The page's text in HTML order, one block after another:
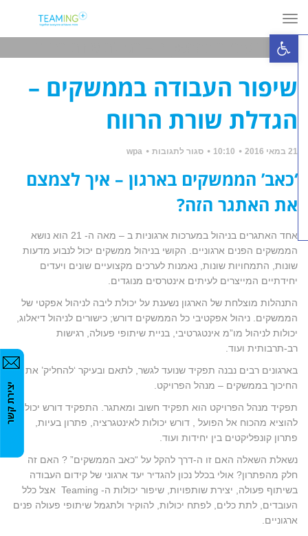
פתח סרגל נגישות
תפריט
שיפור העבודה בממשקים – הגדלת שורת הרווח
»
שיפור העבודה בממשקים –
הגדלת שורת הרווח
10:10 סגור לתגובותעל
בממשקים
wpa
‘כאב’ הממשקים בארגון – איך לצמצם
את האתגר הזה?
אחד האתגרים בניהול במערכות ארגוניות ב – מאה ה- 21 הוא נושא
הממשקים הפנים ארגוניים. הקושי בניהול ממשקים יכול לנבוע מדעות
שונות, התמחויות שונות, נאמנות לערכים מקצועיים שונים ויעדים
יחידתיים המייצרים לעיתים אינטרסים מנוגדים.
התנהלות מוצלחת של הארגון נשענת על יכולת ליבה לניהול אפקטי של
הממשקים. ניהול אפקטיבי כל הממשקים דורש; כישורים לניהול דיאלוג,
יכולות לניהול מו”מ אינטגרטיבי, בניית שיתופי פעולה, רגישות
רב-תרבותית ועוד.
בארגונים רבים נבנה תפקיד שנועד לגשר, לתאם ובעיקר ‘להחליק’ את
החיכוך בממשקים – מנהל הפרויקט.
תפקיד מנהל הפרויקט הוא תפקיד חשוב ומאתגר. התפקיד דורש יכולות
להוציא מהכוח אל הפועל , דורש יכולות לאינטגרציה, פתרון בעיות,
פתרון קונפליקטים בין יחידות ועוד.
נשאלת השאלה האם זו ה-דרך להקל על “כאב הממשקים” ? האם זה
חלק מהפתרון? אולי בכלל נכון להגדיר יעד ארגוני של קידום העבודה
בשיתוף פעולה, יצירת שותפויות, שיפור יכולות ה- Teaming אצל כלל
העובדים, לתת כלים, לפתח יכולות, להוקיר ולתגמל שיתופי פעולה פנים
ארגוניים.